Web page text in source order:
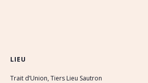
LIEU
Trait d’Union, Tiers Lieu Sautron